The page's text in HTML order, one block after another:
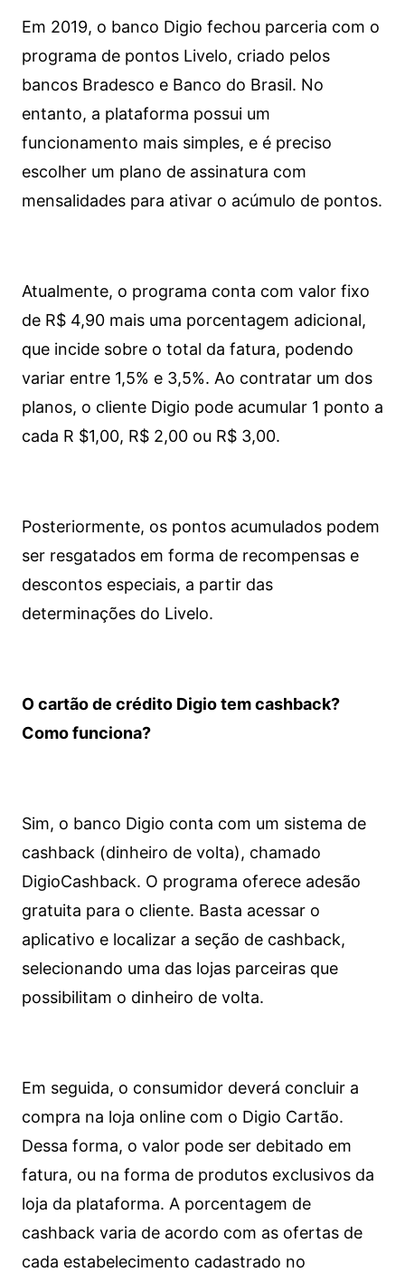
Em 2019, o banco Digio fechou parceria com o
programa de pontos Livelo, criado pelos
bancos Bradesco e Banco do Brasil. No
entanto, a plataforma possui um
funcionamento mais simples, e é preciso
escolher um plano de assinatura com
mensalidades para ativar o acúmulo de pontos.
Atualmente, o programa conta com valor fixo
de R$ 4,90 mais uma porcentagem adicional,
que incide sobre o total da fatura, podendo
variar entre 1,5% e 3,5%. Ao contratar um dos
planos, o cliente Digio pode acumular 1 ponto a
cada R $1,00, R$ 2,00 ou R$ 3,00.
Posteriormente, os pontos acumulados podem
ser resgatados em forma de recompensas e
descontos especiais, a partir das
determinações do Livelo.
O cartão de crédito Digio tem cashback?
Como funciona?
Sim, o banco Digio conta com um sistema de
cashback (dinheiro de volta), chamado
DigioCashback. O programa oferece adesão
gratuita para o cliente. Basta acessar o
aplicativo e localizar a seção de cashback,
selecionando uma das lojas parceiras que
possibilitam o dinheiro de volta.
Em seguida, o consumidor deverá concluir a
compra na loja online com o Digio Cartão.
Dessa forma, o valor pode ser debitado em
fatura, ou na forma de produtos exclusivos da
loja da plataforma. A porcentagem de
cashback varia de acordo com as ofertas de
cada estabelecimento cadastrado no